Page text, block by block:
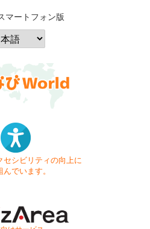
マートフォン版
セシビリティの向上に
んでいます。